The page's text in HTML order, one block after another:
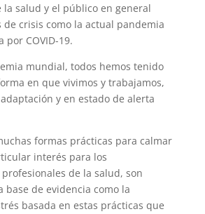
la salud y el público en general
crisis como la actual pandemia
por COVID-19.
mundial, todos hemos tenido
en que vivimos y trabajamos,
y en estado de alerta
formas prácticas para calmar
interés para los
de la salud, son
base de evidencia como la
basada en estas prácticas que